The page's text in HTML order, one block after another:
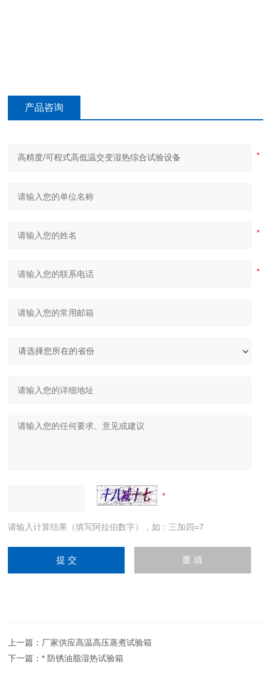
产品咨询
请输入计算结果（填写阿拉伯数字），如：三加四=7
上一篇： 厂家供应高温高压蒸煮试验箱
下一篇：* 防锈油脂湿热试验箱